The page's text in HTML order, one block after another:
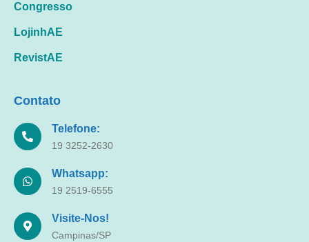
Congresso
LojinhAE
RevistAE
Contato
Telefone:
19 3252-2630
Whatsapp:
19 2519-6555
Visite-Nos!
Campinas/SP